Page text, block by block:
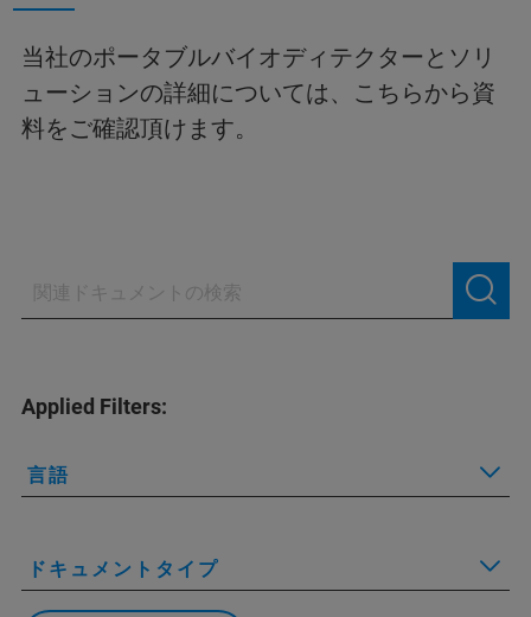
当社のポータブルバイオディテクターとソリ
ューションの詳細については、こちらから資
料をご確認頂けます。
Applied Filters:
言語
ドキュメントタイプ